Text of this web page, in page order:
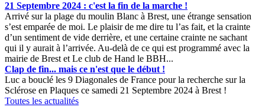
21 Septembre 2024 : c'est la fin de la marche !
Arrivé sur la plage du moulin Blanc à Brest, une étrange sensation
s’est emparée de moi. Le plaisir de me dire tu l’as fait, et la crainte
d’un sentiment de vide derrière, et une certaine crainte ne sachant
qui il y aurait à l’arrivée. Au-delà de ce qui est programmé avec la
mairie de Brest et Le club de Hand le BBH...
Clap de fin... mais ce n'est que le début !
Luc a bouclé les 9 Diagonales de France pour la recherche sur la
Sclérose en Plaques ce samedi 21 Septembre 2024 à Brest !
Toutes les actualités